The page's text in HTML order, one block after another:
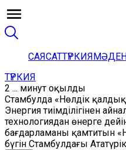
САЯСАТТҮРКИЯ
ТҮРКИЯ
2 ... минут оқылды
Стамбулда «Нөлдік
Энергия тиімділігінен
технологиядан өнерге
бағдарламаны қамтитын
бүгін Стамбулдағы